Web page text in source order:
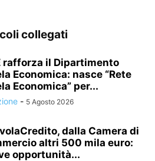
collegati
rafforza il Dipartimento
Economica: nasce “Rete
Economica” per...
- 5 Agosto 2026
dalla Camera di
altri 500 mila euro:
opportunità...